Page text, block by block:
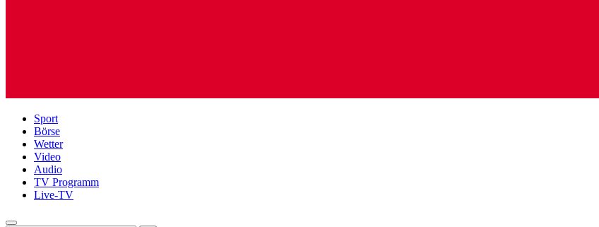
Sport
Börse
Wetter
Video
Audio
TV Programm
Live-TV